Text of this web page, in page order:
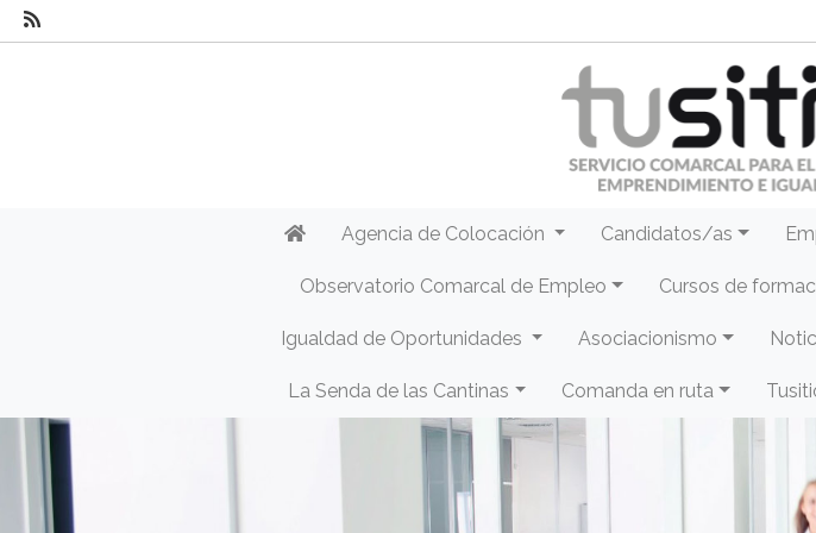
Agencia de Colocación Candidatos/as
Observatorio Comarcal de Empleo Cursos de
Igualdad de Oportunidades Asociacionismo
La Senda de las Cantinas Comanda en ruta